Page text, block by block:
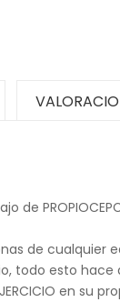
de cualquier
todo esto
en su